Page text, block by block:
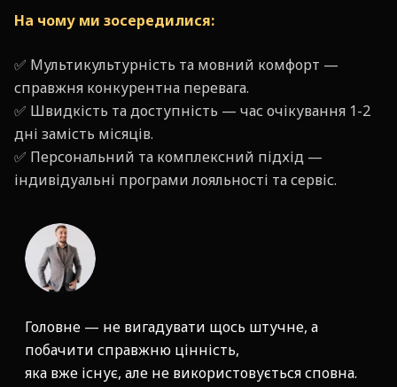
На чому ми зосередилися:
✅ Мультикультурність та мовний комфорт —
справжня конкурентна перевага.
✅ Швидкість та доступність — час очікування 1-2
дні замість місяців.
✅ Персональний та комплексний підхід —
індивідуальні програми лояльності та сервіс.
Головне — не вигадувати щось штучне, а
побачити справжню цінність,
яка вже існує, але не використовується сповна.